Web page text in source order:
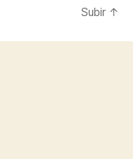
Subir ↑